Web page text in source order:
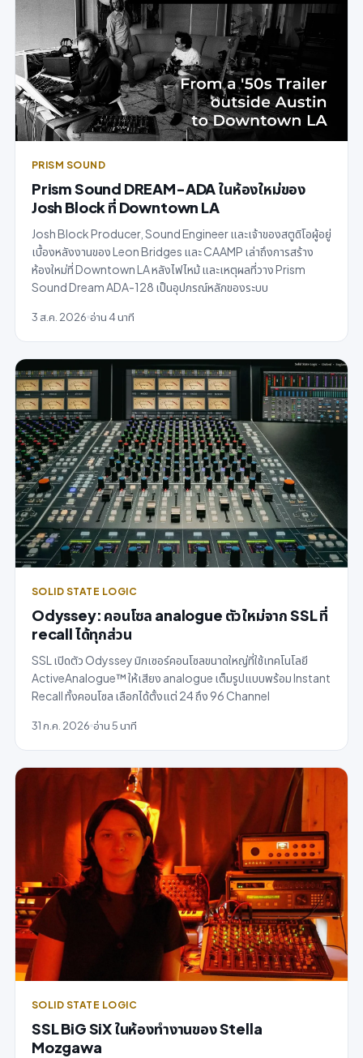
PRISM SOUND
Prism Sound DREAM-ADA ในห้องใหม่ของ
Josh Block ที่ Downtown LA
Josh Block Producer, Sound Engineer และเจ้าของสตูดิโอผู้อยู่
เบื้องหลังงานของ Leon Bridges และ CAAMP เล่าถึงการสร้าง
ห้องใหม่ที่ Downtown LA หลังไฟไหม้ และเหตุผลที่วาง Prism
Sound Dream ADA-128 เป็นอุปกรณ์หลักของระบบ
3 ส.ค. 2026 อ่าน 4 นาที
SOLID STATE LOGIC
Odyssey: คอนโซล analogue ตัวใหม่จาก SSL ที่
recall ได้ทุกส่วน
SSL เปิดตัว Odyssey มิกเซอร์คอนโซลขนาดใหญ่ที่ใช้เทคโนโลยี
ActiveAnalogue™ ให้เสียง analogue เต็มรูปแบบพร้อม Instant
Recall ทั้งคอนโซล เลือกได้ตั้งแต่ 24 ถึง 96 Channel
31 ก.ค. 2026 อ่าน 5 นาที
SOLID STATE LOGIC
SSL BiG SiX ในห้องทำงานของ Stella
Mozgawa